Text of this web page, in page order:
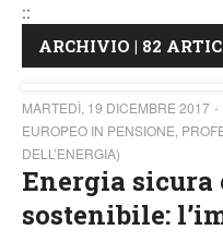
::
ARCHIVIO | 82
MARTEDÌ, 19 DICEMBRE 2017
EUROPEO IN PENSIONE,
DELL’ENERGIA)
Energia
sostenibile: